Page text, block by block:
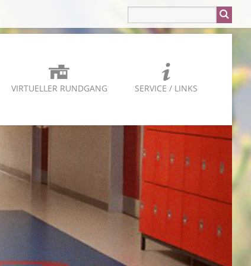
VIRTUELLER RUNDGANG SERVICE / LINKS